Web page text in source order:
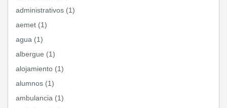
administrativos (1)
aemet (1)
agua (1)
albergue (1)
alojamiento (1)
alumnos (1)
ambulancia (1)